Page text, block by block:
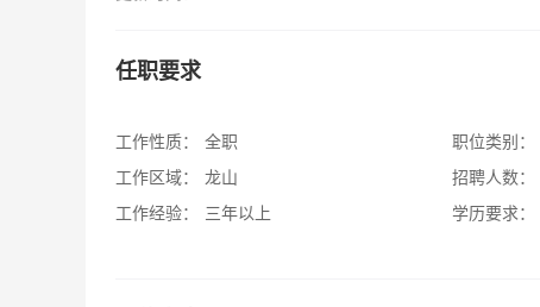
任职要求
工作性质：
全职
工作区域：
龙山
工作经验：
三年以上
职位类别：
招聘人数：
学历要求：